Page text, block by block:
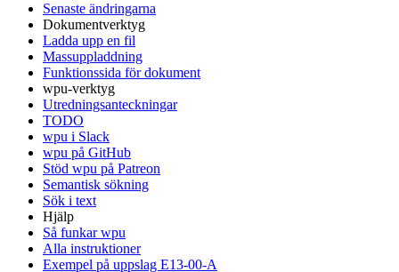
Senaste ändringarna
Dokumentverktyg
Ladda upp en fil
Massuppladdning
Funktionssida för dokument
wpu-verktyg
Utredningsanteckningar
TODO
wpu i Slack
wpu på GitHub
Stöd wpu på Patreon
Semantisk sökning
Sök i text
Hjälp
Så funkar wpu
Alla instruktioner
Exempel på uppslag E13-00-A